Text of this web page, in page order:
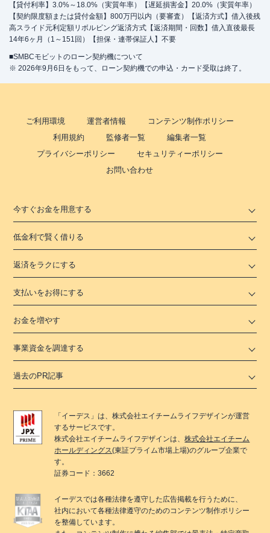
【貸付利率】3.0%～18.0%（実質年率）【遅延損害金】20.0%（実質年率）
【契約限度額または貸付金額】800万円以内（要審査）【返済方式】借入後残
高スライド元利定額リボルビング返済方式【返済期間・回数】借入直後最長
14年6ヶ月（1～151回）【担保・連帯保証人】不要
■SMBCモビットのローン契約機について
※ 2026年9月6日をもって、ローン契約機での申込・カード受取は終了。
ご利用環境 運営者情報
コンテンツ制作ポリシー
利用規約
監修者一覧
編集者一覧
プライバシーポリシー
セキュリティーポリシー
お問い合わせ
今すぐお金を用意する
低金利で賢く借りる
返済をラクにする
支払いをお得にする
お金を増やす
事業資金を調達する
過去のPR記事
「 イーデス 」は、株式会社エイチームライフデザインが運営
するサービスです。
株式会社エイチームライフデザインは、株式会社エイチーム
ホールディングス(東証プライム市場上場)のグループ企業で
す。
証券コード：3662
イーデスでは各種法律を遵守した広告掲載を行うために、
社内において各種法律遵守のためのコンテンツ制作ポリシー
を整備しています。